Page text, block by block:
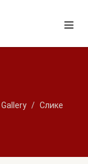
Gallery
Слике